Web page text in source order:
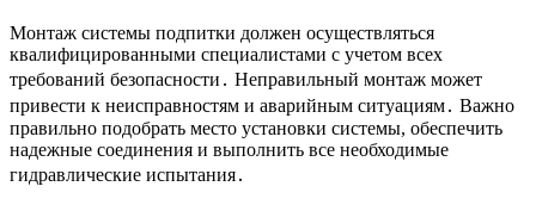
Монтаж системы подпитки должен осуществляться
квалифицированными специалистами с учетом всех
требований безопасности․ Неправильный монтаж может
привести к неисправностям и аварийным ситуациям․ Важно
правильно подобрать место установки системы, обеспечить
надежные соединения и выполнить все необходимые
гидравлические испытания․